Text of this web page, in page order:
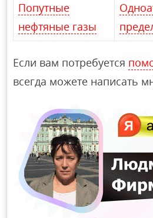
Попутные
нефтяные газы
Если вам потребуется
всегда можете написать